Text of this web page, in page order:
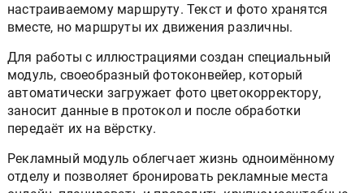
настраиваемому маршруту. Текст и фото хранятся
вместе, но маршруты их движения различны.
Для работы с иллюстрациями создан специальный
модуль, своеобразный фотоконвейер, который
автоматически загружает фото цветокорректору,
заносит данные в протокол и после обработки
передаёт их на вёрстку.
Рекламный модуль облегчает жизнь одноимённому
отделу и позволяет бронировать рекламные места